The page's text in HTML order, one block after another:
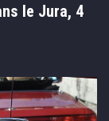
le Jura, 4